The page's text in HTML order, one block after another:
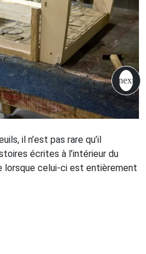
il n’est pas rare qu’il
écrites à l’intérieur du
lorsque celui-ci est entièrement